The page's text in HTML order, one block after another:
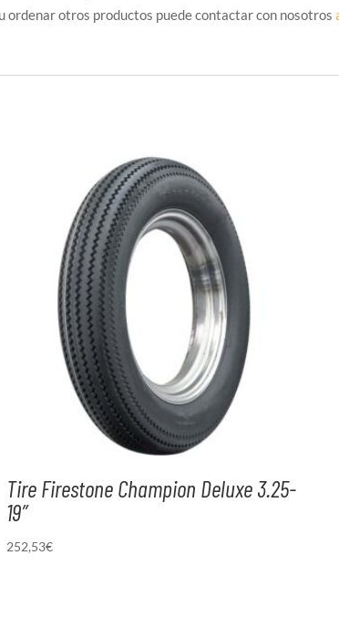
ordenar otros productos puede contactar con nosotros
Tire Firestone Champion Deluxe 3.25-
19″
252,53€